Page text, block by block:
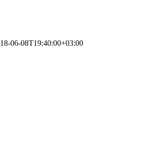
06-08T19:40:00+03:00